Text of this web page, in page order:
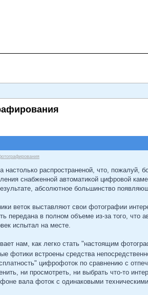
настолько распространеной, что,
снабженной автоматикой цифровой
абсолютное большинство
веток выставляют свои фотографии
передана в полном объеме из-за того,
испытал на месте.
нам, как легко стать "настоящим
фотики встроены средства
цифрофоток по сравнению с
ни просмотреть, ни выбрать что-то
вала фоток с одинаковыми